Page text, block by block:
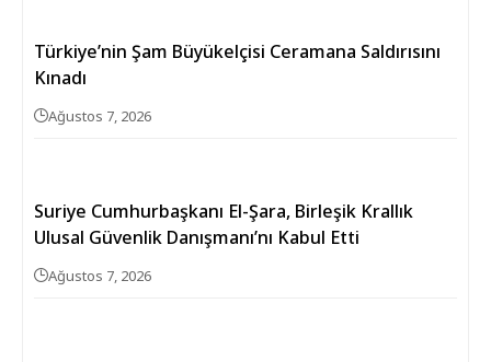
Türkiye’nin Şam Büyükelçisi Ceramana Saldırısını
Kınadı
Ağustos 7, 2026
Suriye Cumhurbaşkanı El-Şara, Birleşik Krallık
Ulusal Güvenlik Danışmanı’nı Kabul Etti
Ağustos 7, 2026